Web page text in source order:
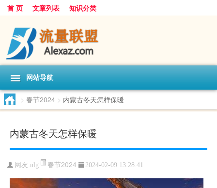
首 页 文章列表 知识分类
网站导航
> 春节2024 > 内蒙古冬天怎样保暖
内蒙古冬天怎样保暖
网友:nlg 春节2024 2024-02-09 13:28:41